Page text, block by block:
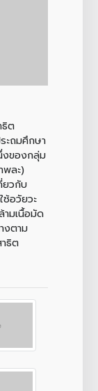
ธิต
ะถมศึกษา
งของกลุ่ม
พละ)
ยวกับ
อวัยวะ
มเนื้อมัด
งตาม
ธิต